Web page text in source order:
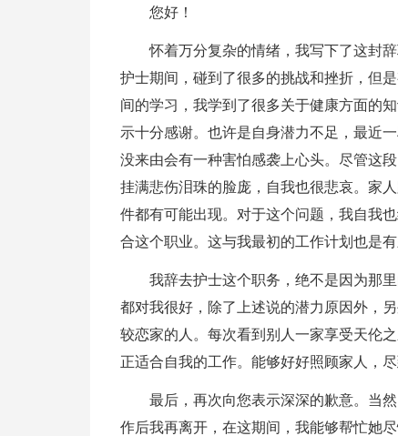
您好！
怀着万分复杂的情绪，我写下了这封
护士期间，碰到了很多的挑战和挫折，但
间的学习，我学到了很多关于健康方面的
示十分感谢。也许是自身潜力不足，最近
没来由会有一种害怕感袭上心头。尽管这
挂满悲伤泪珠的脸庞，自我也很悲哀。家
件都有可能出现。对于这个问题，我自我
合这个职业。这与我最初的工作计划也是有
我辞去护士这个职务，绝不是因为那
都对我很好，除了上述说的潜力原因外，
较恋家的人。每次看到别人一家享受天伦
正适合自我的工作。能够好好照顾家人，尽
最后，再次向您表示深深的歉意。当
作后我再离开，在这期间，我能够帮忙她